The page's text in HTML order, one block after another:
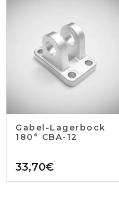
Gabel-Lagerbock
180° CBA-12
33,70€